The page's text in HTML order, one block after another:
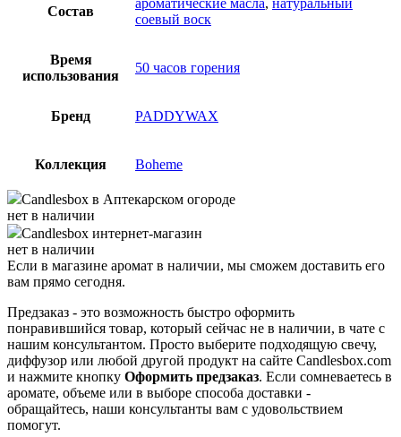
Состав
соевый воск
Время
использования
50 часов горения
Бренд PADDYWAX
Коллекция Boheme
Candlesbox в Аптекарском огороде
нет в наличии
Candlesbox интернет-магазин
нет в наличии
Если в магазине аромат в наличии, мы сможем доставить его
вам прямо сегодня.
Предзаказ - это возможность быстро оформить
понравившийся товар, который сейчас не в наличии, в чате с
нашим консультантом. Просто выберите подходящую свечу,
диффузор или любой другой продукт на сайте Candlesbox.com
и нажмите кнопку Оформить предзаказ. Если сомневаетесь в
аромате, объеме или в выборе способа доставки -
обращайтесь, наши консультанты вам с удовольствием
помогут.